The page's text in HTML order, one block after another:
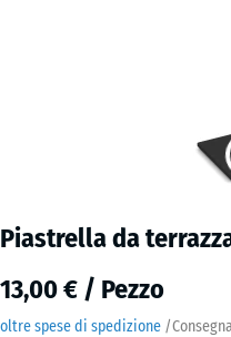
Piastrella da
13,00 € / Pezzo
oltre spese di spedizione /